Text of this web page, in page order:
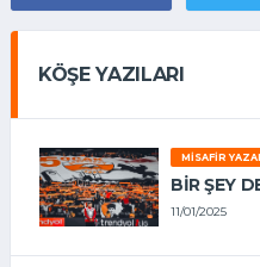
KÖŞE YAZILARI
MISAFIR
BIR ŞEY
11/01/2025